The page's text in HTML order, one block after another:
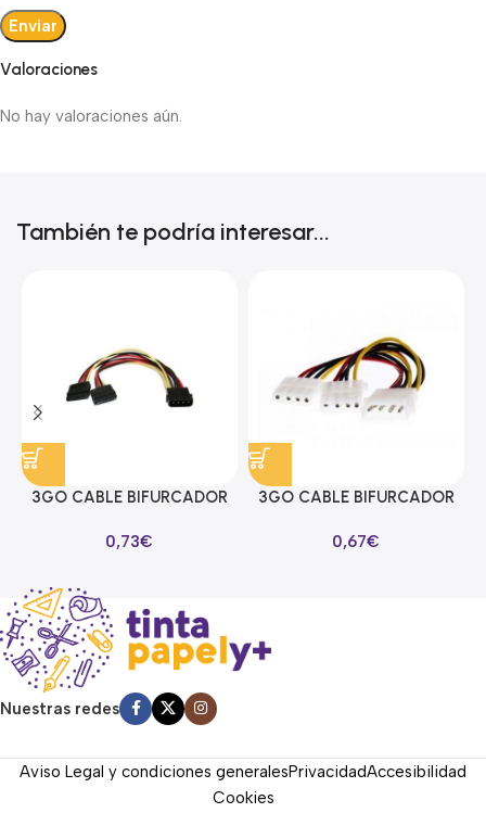
Valoraciones
No hay valoraciones aún.
También te podría interesar...
3GO CABLE BIFURCADOR
0,73€
3GO CABLE BIFURCADOR
0,67€
Nuestras redes
Aviso Legal y condiciones generalesPrivacidadAccesibilidad
Cookies